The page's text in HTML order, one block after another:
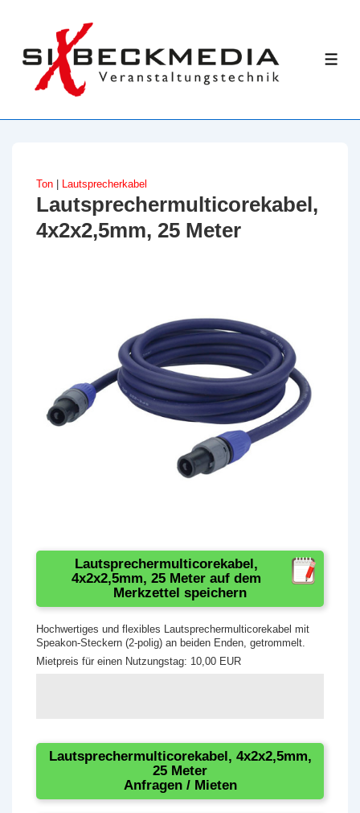
Inhalt
Ton Lautsprecherkabel
Lautsprechermulticorekabel,
4x2x2,5mm, 25 Meter
Lautsprechermulticorekabel,
4x2x2,5mm, 25 Meter auf dem
Merkzettel speichern
Hochwertiges und flexibles Lautsprechermulticorekabel mit
Speakon-Steckern (2-polig) an beiden Enden, getrommelt.
Mietpreis für einen Nutzungstag: 10,00 EUR
Lautsprechermulticorekabel, 4x2x2,5mm,
25 Meter
Anfragen / Mieten